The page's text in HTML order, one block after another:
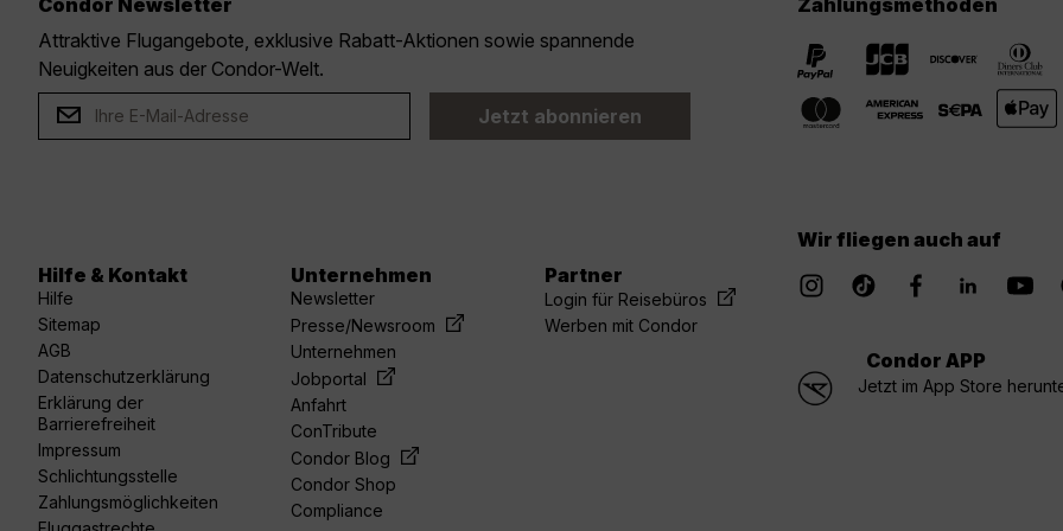
Condor Newsletter
Attraktive Flugangebote, exklusive Rabatt-Aktionen sowie spannende
Neuigkeiten aus der Condor-Welt.
Jetzt abonnieren
Zahlungsmethoden
Hilfe & Kontakt
Hilfe
Sitemap
AGB
Datenschutzerklärung
Erklärung der
Barrierefreiheit
Impressum
Schlichtungsstelle
Zahlungsmöglichkeiten
Unternehmen
Newsletter
Presse/Newsroom
Unternehmen
Jobportal
Anfahrt
ConTribute
Condor Blog
Condor Shop
Compliance
Partner
Login für Reisebüros
Werben mit Condor
Wir fliegen auch auf
Condor APP
Jetzt im App Store